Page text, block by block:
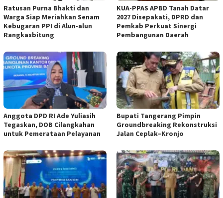
Ratusan Purna Bhakti dan
Warga Siap Meriahkan Senam
Kebugaran PPI di Alun-alun
Rangkasbitung
KUA-PPAS APBD Tanah Datar
2027 Disepakati, DPRD dan
Pemkab Perkuat Sinergi
Pembangunan Daerah
Anggota DPD RI Ade Yuliasih
Tegaskan, DOB Cilangkahan
untuk Pemerataan Pelayanan
Bupati Tangerang Pimpin
Groundbreaking Rekonstruksi
Jalan Ceplak–Kronjo